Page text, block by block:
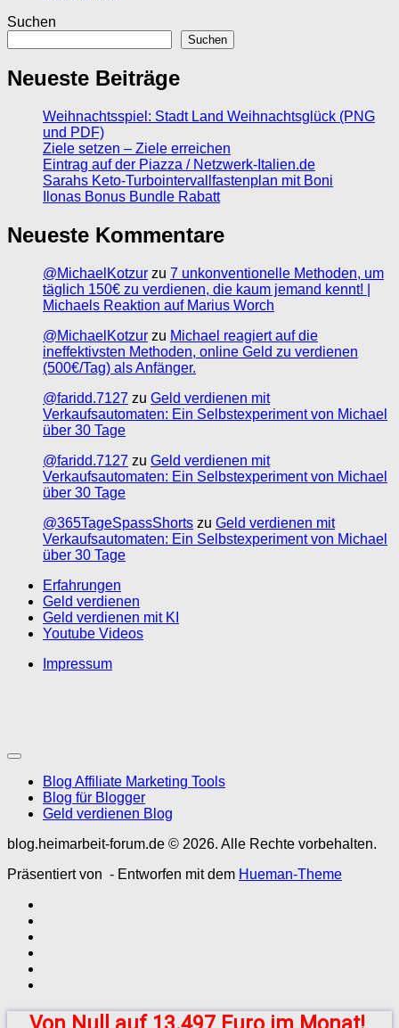
Suchen
Suchen
Neueste Beiträge
Weihnachtsspiel: Stadt Land Weihnachtsglück (PNG
und PDF)
Ziele setzen – Ziele erreichen
Eintrag auf der Piazza / Netzwerk-Italien.de
Sarahs Keto-Turbointervallfastenplan mit Boni
Ilonas Bonus Bundle Rabatt
Neueste Kommentare
@MichaelKotzur zu 7 unkonventionelle Methoden, um
täglich 150€ zu verdienen, die kaum jemand kennt! |
Michaels Reaktion auf Marius Worch
@MichaelKotzur zu Michael reagiert auf die
ineffektivsten Methoden, online Geld zu verdienen
(500€/Tag) als Anfänger.
@faridd.7127 zu Geld verdienen mit
Verkaufsautomaten: Ein Selbstexperiment von Michael
über 30 Tage
@faridd.7127 zu Geld verdienen mit
Verkaufsautomaten: Ein Selbstexperiment von Michael
über 30 Tage
@365TageSpassShorts zu Geld verdienen mit
Verkaufsautomaten: Ein Selbstexperiment von Michael
über 30 Tage
Erfahrungen
Geld verdienen
Geld verdienen mit KI
Youtube Videos
Impressum
Blog Affiliate Marketing Tools
Blog für Blogger
Geld verdienen Blog
blog.heimarbeit-forum.de © 2026. Alle Rechte vorbehalten.
Präsentiert von - Entworfen mit dem Hueman-Theme